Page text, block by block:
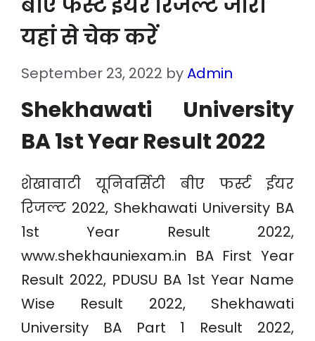
यहां से चेक करें
September 23, 2022 byAdmin
Shekhawati University
BA 1st Year Result 2022
शेखावाटी यूनिवर्सिटी बीए फर्स्ट ईयर
रिजल्ट 2022, Shekhawati University BA
1st Year Result 2022,
www.shekhauniexam.in BA First Year
Result 2022, PDUSU BA 1st Year Name
Wise Result 2022, Shekhawati
University BA Part 1 Result 2022,